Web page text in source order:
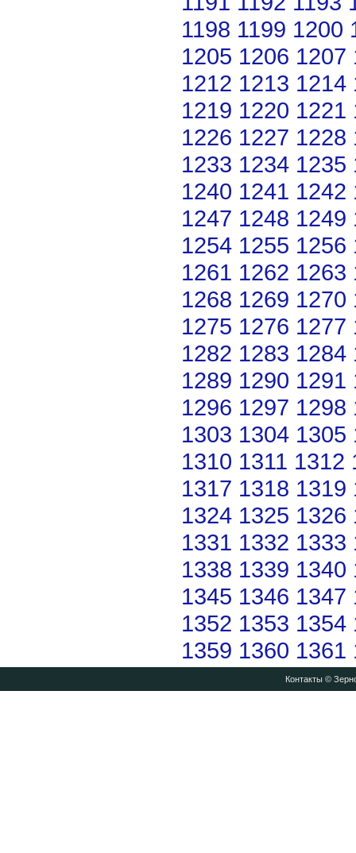
1198 1199 1200
1205 1206 1207
1212 1213 1214
1219 1220 1221
1226 1227 1228
1233 1234 1235
1240 1241 1242
1247 1248 1249
1254 1255 1256
1261 1262 1263
1268 1269 1270
1275 1276 1277
1282 1283 1284
1289 1290 1291
1296 1297 1298
1303 1304 1305
1310 1311 1312
1317 1318 1319
1324 1325 1326
1331 1332 1333
1338 1339 1340
1345 1346 1347
1352 1353 1354
1359 1360 1361
Контакты©